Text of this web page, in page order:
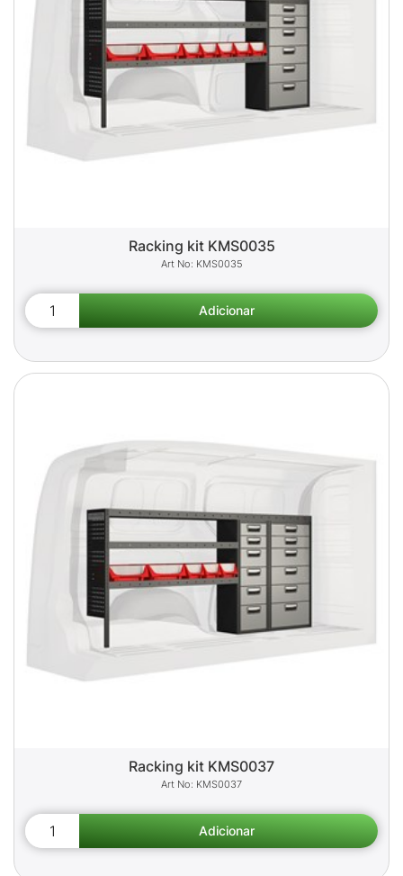
Racking kit KMS0035
KMS0035
Racking kit KMS0037
KMS0037